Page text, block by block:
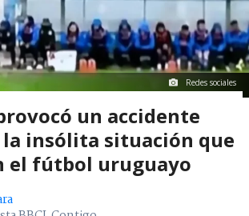
Redes sociales
un accidente
insólita situación que
el fútbol uruguayo